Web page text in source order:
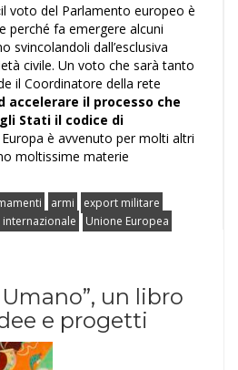
voto del Parlamento europeo è
perché fa emergere alcuni
svincolandoli dall’esclusiva
civile. Un voto che sarà tanto
il Coordinatore della rete
accelerare il processo che
Stati il codice di
è avvenuto per molti altri
moltissime materie
armi
export militare
Unione Europea
un libro
e progetti